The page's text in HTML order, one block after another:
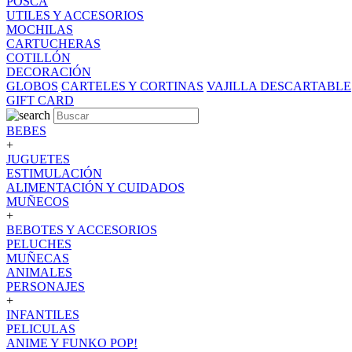
UTILES Y ACCESORIOS
MOCHILAS
CARTUCHERAS
COTILLÓN
DECORACIÓN
GLOBOS CARTELES Y CORTINAS VAJILLA DESCARTABLE
GIFT CARD
BEBES
+
JUGUETES
ESTIMULACIÓN
ALIMENTACIÓN Y CUIDADOS
MUÑECOS
+
BEBOTES Y ACCESORIOS
PELUCHES
MUÑECAS
ANIMALES
PERSONAJES
+
INFANTILES
PELICULAS
ANIME Y FUNKO POP!